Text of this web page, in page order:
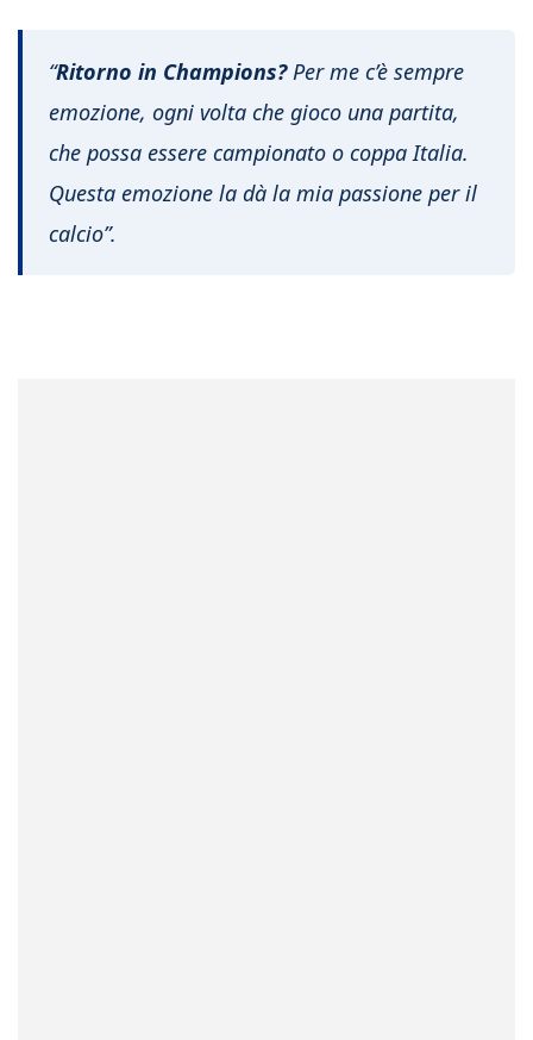
“Ritorno in Champions?Per me c’è sempre
emozione, ogni volta che gioco una partita,
che possa essere campionato o coppa Italia.
Questa emozione la dà la mia passione per il
calcio”.